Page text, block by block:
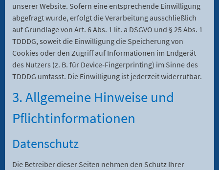
unserer Website. Sofern eine entsprechende Einwilligung
abgefragt wurde, erfolgt die Verarbeitung ausschließlich
auf Grundlage von Art. 6 Abs. 1 lit. a DSGVO und § 25 Abs. 1
TDDDG, soweit die Einwilligung die Speicherung von
Cookies oder den Zugriff auf Informationen im Endgerät
des Nutzers (z. B. für Device-Fingerprinting) im Sinne des
TDDDG umfasst. Die Einwilligung ist jederzeit widerrufbar.
3. Allgemeine Hinweise und
Pflicht­informationen
Datenschutz
Die Betreiber dieser Seiten nehmen den Schutz Ihrer